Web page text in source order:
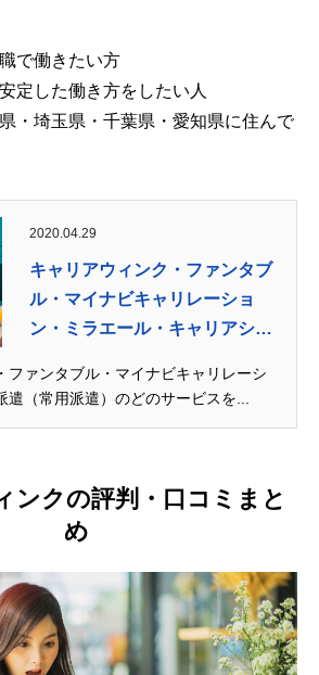
で働きたい方
定した働き方をしたい人
・埼玉県・千葉県・愛知県に住んで
2020.04.29
キャリアウィンク・ファンタブ
ル・マイナビキャリレーショ
ン・ミラエール・キャリアシー
ファンタブル・マイナビキャリレーシ
遣（常用派遣）のどのサービスを...
ンクの評判・口コミまと
め